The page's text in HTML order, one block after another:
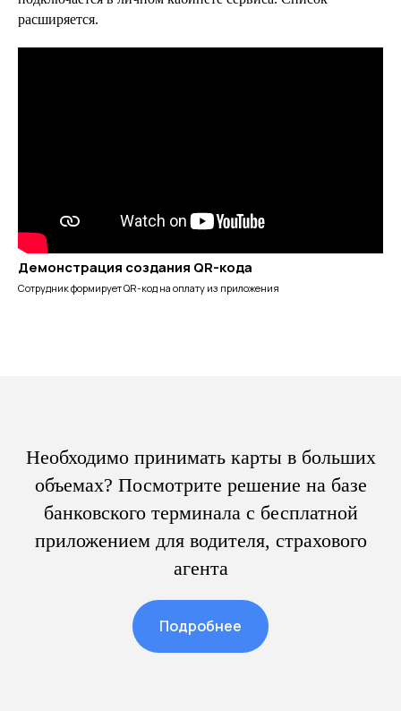
расширяется.
Демонстрация создания QR-кода
Сотрудник формирует QR-код на оплату из приложения
Необходимо принимать карты в больших
объемах? Посмотрите решение на базе
банковского терминала с бесплатной
приложением для водителя, страхового
агента
Подробнее